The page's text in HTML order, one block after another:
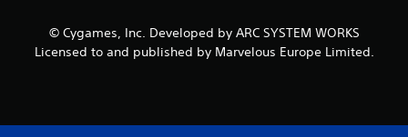
© Cygames, Inc. Developed by ARC SYSTEM WORKS
Licensed to and published by Marvelous Europe Limited.